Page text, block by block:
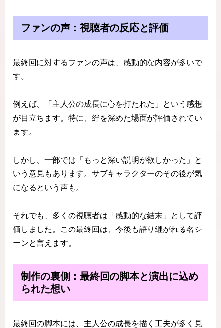
ファンの声：視聴者の反応と評価
最終回に対するファンの声は、感動的な内容が多いで
す。
例えば、「主人公の成長に心を打たれた」という感想
が目立ちます。特に、絆を深めた場面が評価されてい
ます。
しかし、一部では「もっと深い説明が欲しかった」と
いう意見もあります。サブキャラクターのその後が気
になるという声も。
それでも、多くの視聴者は「感動的な結末」として評
価しました。この最終回は、今後も語り継がれる名シ
ーンと言えます。
制作の裏側：最終回の脚本と演出に込め
られた想い
最終回の脚本には、主人公の成長を描く工夫が多く見